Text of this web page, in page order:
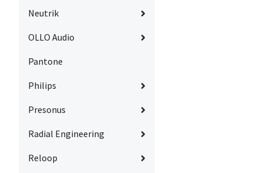
Neutrik
OLLO Audio
Pantone
Philips
Presonus
Radial Engineering
Reloop